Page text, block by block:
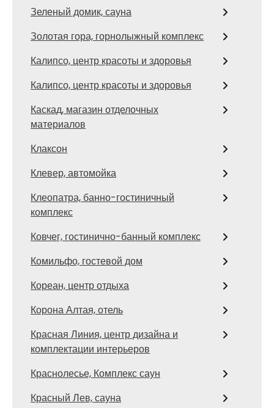
Зеленый домик, сауна
Золотая гора, горнолыжный комплекс
Калипсо, центр красоты и здоровья
Калипсо, центр красоты и здоровья
Каскад, магазин отделочных
материалов
Клаксон
Клевер, автомойка
Клеопатра, банно-гостиничный
комплекс
Ковчег, гостинично-банный комплекс
Комильфо, гостевой дом
Кореан, центр отдыха
Корона Алтая, отель
Красная Линия, центр дизайна и
комплектации интерьеров
Краснолесье, Комплекс саун
Красный Лев, сауна